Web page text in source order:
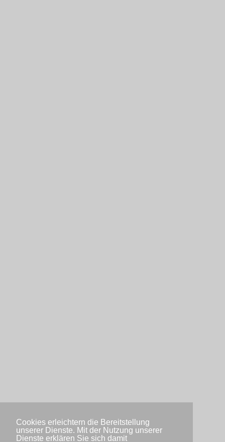
Cookies erleichtern die Bereitstellung
unserer Dienste. Mit der Nutzung unserer
Dienste erklären Sie sich damit